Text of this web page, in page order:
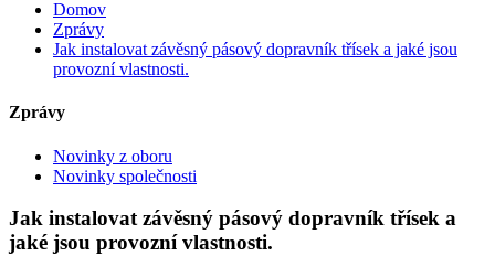
Domov
Zprávy
Jak instalovat závěsný pásový dopravník třísek a jaké jsou
provozní vlastnosti.
Zprávy
Novinky z oboru
Novinky společnosti
Jak instalovat závěsný pásový dopravník třísek a
jaké jsou provozní vlastnosti.